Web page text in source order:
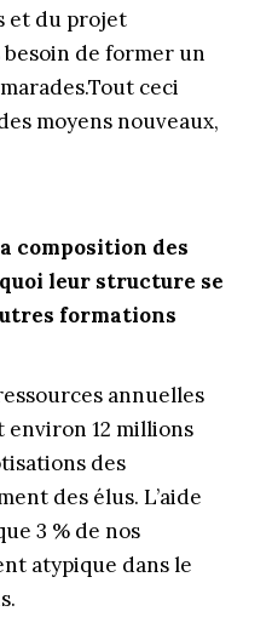
et du projet
besoin de former un
ceci
moyens nouveaux,
composition des
quoi leur structure se
formations
annuelles
12 millions
des
des élus. L’aide
3 % de nos
atypique dans le